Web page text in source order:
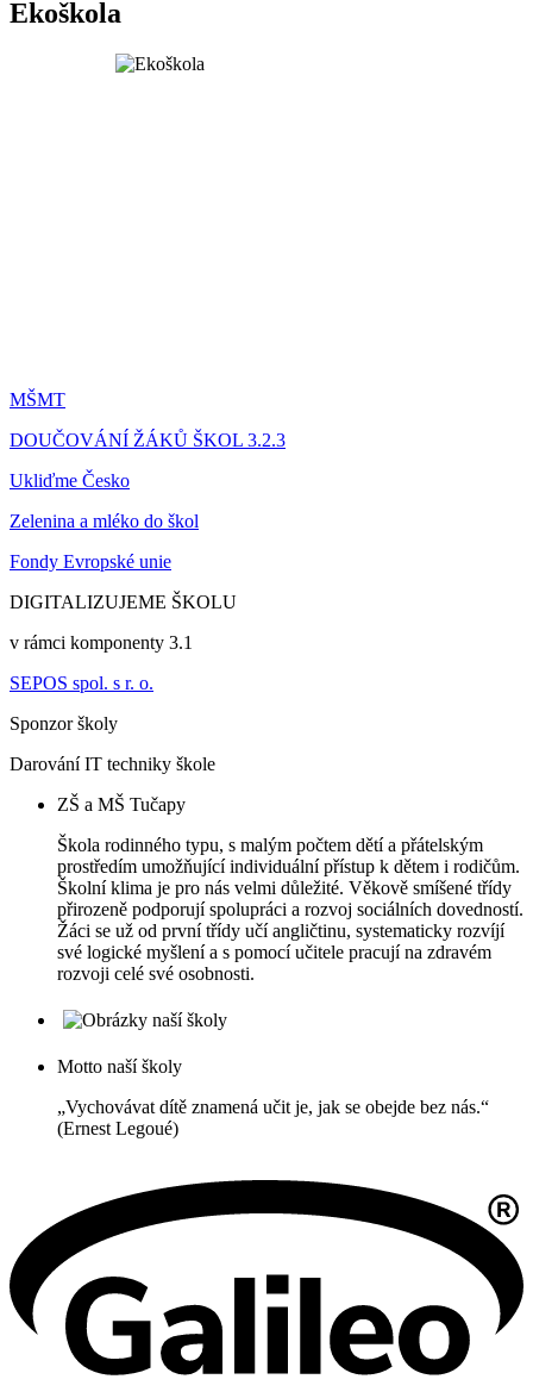
Ekoškola
MŠMT
DOUČOVÁNÍ ŽÁKŮ ŠKOL 3.2.3
Ukliďme Česko
Zelenina a mléko do škol
Fondy Evropské unie
DIGITALIZUJEME ŠKOLU
v rámci komponenty 3.1
SEPOS spol. s r. o.
Sponzor školy
Darování IT techniky škole
ZŠ a MŠ Tučapy
Škola rodinného typu, s malým počtem dětí a přátelským
prostředím umožňující individuální přístup k dětem i rodičům.
Školní klima je pro nás velmi důležité. Věkově smíšené třídy
přirozeně podporují spolupráci a rozvoj sociálních dovedností.
Žáci se už od první třídy učí angličtinu, systematicky rozvíjí
své logické myšlení a s pomocí učitele pracují na zdravém
rozvoji celé své osobnosti.
Motto naší školy
„Vychovávat dítě znamená učit je, jak se obejde bez nás.“
(Ernest Legoué)